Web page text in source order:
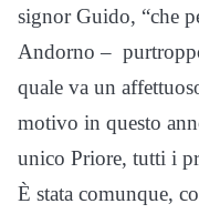
signor Guido, “che
Andorno –
quale va un
motivo in questo
unico Priore, tutti i
È stata comunque,